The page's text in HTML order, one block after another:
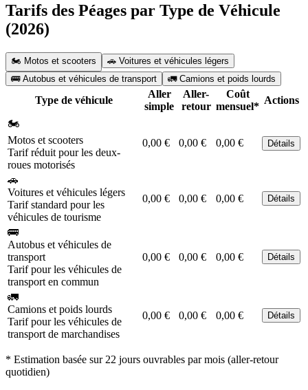
Tarifs des Péages par Type de Véhicule
(2026)
🏍️ Motos et scooters
🚗 Voitures et véhicules légers
🚌 Autobus et véhicules de transport
🚛 Camions et poids lourds
Type de véhicule
Aller
simple
Aller-
retour
Coût
mensuel*
Actions
🏍️
Motos et scooters
Tarif réduit pour les deux-
roues motorisés
0,00 € 0,00 € 0,00 € Détails
🚗
Voitures et véhicules légers
Tarif standard pour les
véhicules de tourisme
0,00 € 0,00 € 0,00 € Détails
🚌
Autobus et véhicules de
transport
Tarif pour les véhicules de
transport en commun
0,00 € 0,00 € 0,00 € Détails
🚛
Camions et poids lourds
Tarif pour les véhicules de
transport de marchandises
0,00 € 0,00 € 0,00 € Détails
* Estimation basée sur 22 jours ouvrables par mois (aller-retour
quotidien)